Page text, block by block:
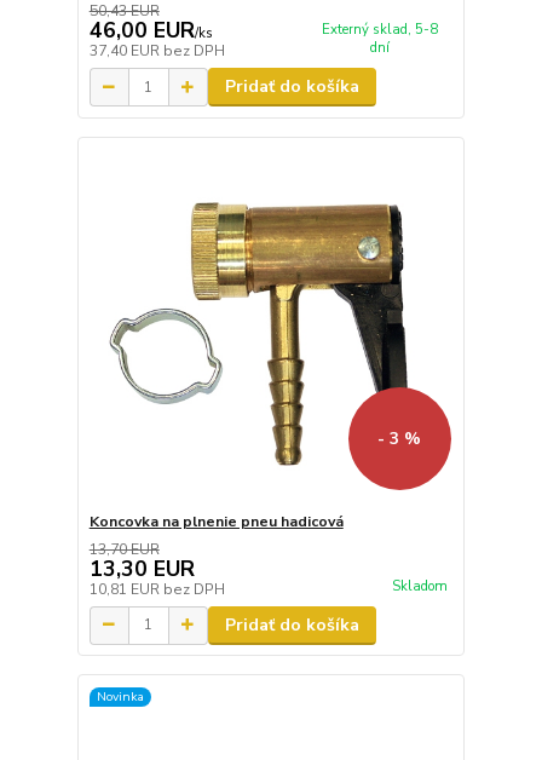
50,43 EUR
46,00 EUR/ks
37,40 EUR bez DPH
Externý sklad, 5-8
dní
Pridať do košíka
- 3 %
Koncovka na plnenie pneu hadicová
13,70 EUR
13,30 EUR
10,81 EUR bez DPH Skladom
Pridať do košíka
Novinka